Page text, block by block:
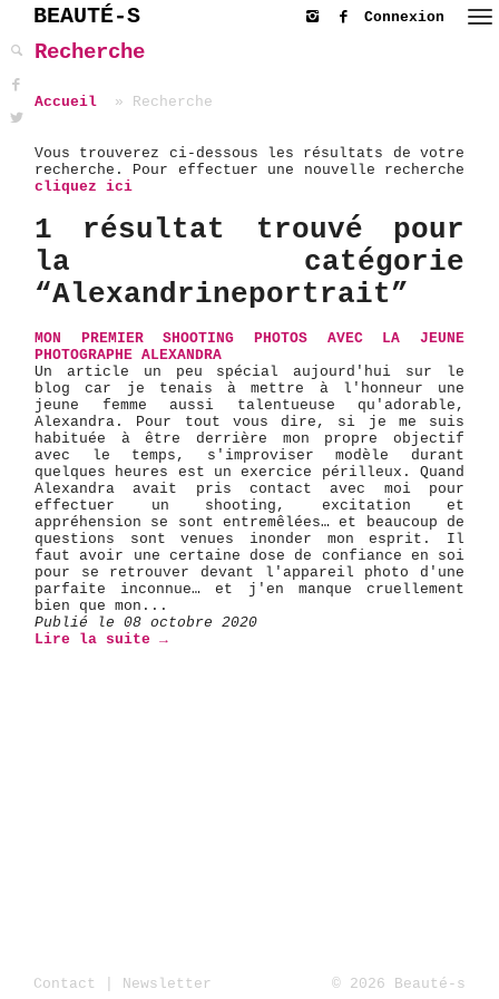
BEAUTÉ-S Connexion
Recherche
Accueil Recherche
Vous trouverez ci-dessous les résultats de votre
recherche. Pour effectuer une nouvelle recherche
cliquez ici
1 résultat trouvé pour
la catégorie
“Alexandrineportrait”
MON PREMIER SHOOTING PHOTOS AVEC LA JEUNE
PHOTOGRAPHE ALEXANDRA
Un article un peu spécial aujourd'hui sur le
blog car je tenais à mettre à l'honneur une
jeune femme aussi talentueuse qu'adorable,
Alexandra. Pour tout vous dire, si je me suis
habituée à être derrière mon propre objectif
avec le temps, s'improviser modèle durant
quelques heures est un exercice périlleux. Quand
Alexandra avait pris contact avec moi pour
effectuer un shooting, excitation et
appréhension se sont entremêlées… et beaucoup de
questions sont venues inonder mon esprit. Il
faut avoir une certaine dose de confiance en soi
pour se retrouver devant l'appareil photo d'une
parfaite inconnue… et j'en manque cruellement
bien que mon...
Publié le 08 octobre 2020
Lire la suite →
Contact Newsletter © 2026 Beauté-s